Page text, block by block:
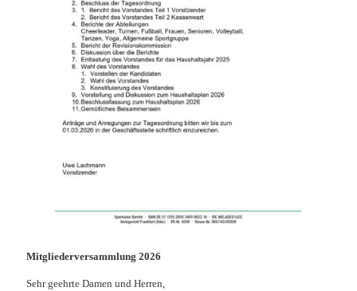
Mitgliederversammlung 2026
Sehr geehrte Damen und Herren,